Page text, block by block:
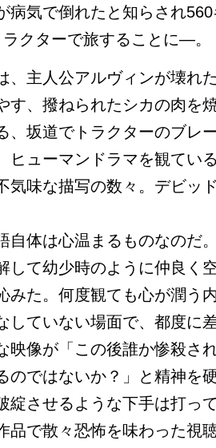
病気で倒れたと知らされ
クターで旅することに―。
主人公アルヴィンが壊れ
す、撥ねられたシカの肉を
、坂道でトラクターのブレ
ヒューマンドラマを観てい
気味な描写の数々。デビッ
体は心温まるものなのだ
して幼少時のように仲良く
みた。何度観ても心が潤う
していない場面で、都度に
映像が「この後誰か惨殺さ
のではないか？」と精神を
綻させるような下手は打っ
品で散々恐怖を味わった視